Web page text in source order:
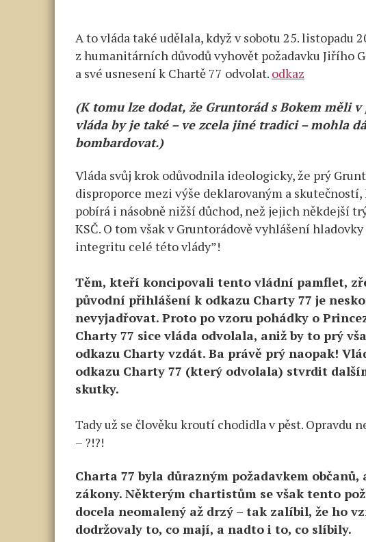
A to vláda také udělala, když v sobotu 25. listopadu
z humanitárních důvodů vyhovět požadavku Jiřího
a své usnesení k Chartě 77 odvolat. odkaz
(K tomu lze dodat, že Gruntorád s Bokem měli
vláda by je také – ve zcela jiné tradici – mohla
bombardovat.)
Vláda svůj krok odůvodnila ideologicky, že prý
disproporce mezi výše deklarovaným a
pobírá i násobně nižší důchod, než jejich někdejší
KSČ. O tom však v Gruntorádově vyhlášení
integritu celé této vlády”!
Těm, kteří koncipovali tento vládní pamflet,
původní přihlášení k odkazu Charty 77 je
nevyjadřovat. Proto po vzoru pohádky o
Charty 77 sice vláda odvolala, aniž by to prý
odkazu Charty vzdát. Ba právě prý naopak!
odkazu Charty 77 (který odvolala) stvrdit
skutky.
Tady už se člověku kroutí chodidla v pěst. Opravdu
– ?!?!
Charta 77 byla důrazným požadavkem
zákony. Některým chartistům se však tento
docela neomalený až drzý – tak zalíbil, že ho
dodržovaly to, co mají, a nadto i to, co slíbily.